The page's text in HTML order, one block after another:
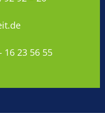
16 23 56 55